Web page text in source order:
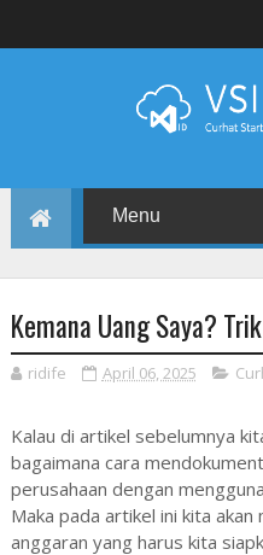
Kemana Uang Saya?
ridife April 06, 2025
Kalau di artikel sebelumnya
bagaimana cara
perusahaan dengan
Maka pada artikel ini kita
anggaran yang harus kita